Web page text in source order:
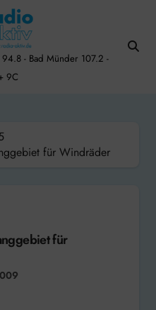
- Bad Münder 107.2 -
9C
für Windräder
für